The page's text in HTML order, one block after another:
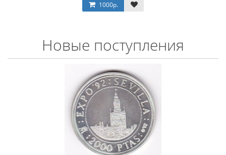
1000р.
Новые поступления